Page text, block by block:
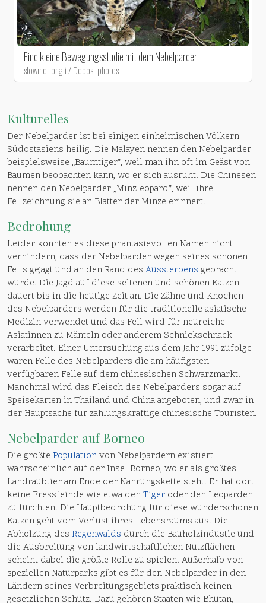
Eind kleine Bewegungsstudie mit dem Nebelparder
slowmotiongli / Depositphotos
Kulturelles
Der Nebelparder ist bei einigen einheimischen Völkern
Südostasiens heilig. Die Malayen nennen den Nebelparder
beispielsweise „Baumtiger”, weil man ihn oft im Geäst von
Bäumen beobachten kann, wo er sich ausruht. Die Chinesen
nennen den Nebelparder „Minzleopard”, weil ihre
Fellzeichnung sie an Blätter der Minze erinnert.
Bedrohung
Leider konnten es diese phantasievollen Namen nicht
verhindern, dass der Nebelparder wegen seines schönen
Fells gejagt und an den Rand des Aussterbens gebracht
wurde. Die Jagd auf diese seltenen und schönen Katzen
dauert bis in die heutige Zeit an. Die Zähne und Knochen
des Nebelparders werden für die traditionelle asiatische
Medizin verwendet und das Fell wird für neureiche
Asiatinnen zu Mänteln oder anderem Schnickschnack
verarbeitet. Einer Untersuchung aus dem Jahr 1991 zufolge
waren Felle des Nebelparders die am häufigsten
verfügbaren Felle auf dem chinesischen Schwarzmarkt.
Manchmal wird das Fleisch des Nebelparders sogar auf
Speisekarten in Thailand und China angeboten, und zwar in
der Hauptsache für zahlungskräftige chinesische Touristen.
Nebelparder auf Borneo
Die größte Populationvon Nebelpardern existiert
wahrscheinlich auf der Insel Borneo, wo er als größtes
Landraubtier am Ende der Nahrungskette steht. Er hat dort
keine Fressfeinde wie etwa denTiger oder den Leoparden
zu fürchten. Die Hauptbedrohung für diese wunderschönen
Katzen geht vom Verlust ihres Lebensraums aus. Die
Abholzung des Regenwalds durch die Bauholzindustie und
die Ausbreitung von landwirtschaftlichen Nutzflächen
scheint dabei die größte Rolle zu spielen. Außerhalb von
speziellen Naturparks gibt es für den Nebelparder in den
Ländern seines Verbreitungsgebiets praktisch keinen
gesetzlichen Schutz. Dazu gehören Staaten wie Bhutan,